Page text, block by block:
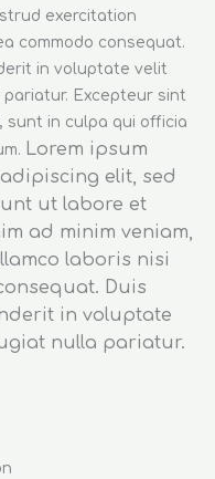
exercitation
commodo consequat.
in voluptate velit
Excepteur sint
in culpa qui officia
Lorem ipsum
elit, sed
ut labore et
ad minim veniam,
laboris nisi
Duis
in voluptate
nulla pariatur.